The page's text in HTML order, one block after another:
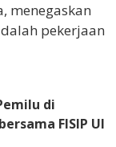
menegaskan
pekerjaan
di
FISIP UI